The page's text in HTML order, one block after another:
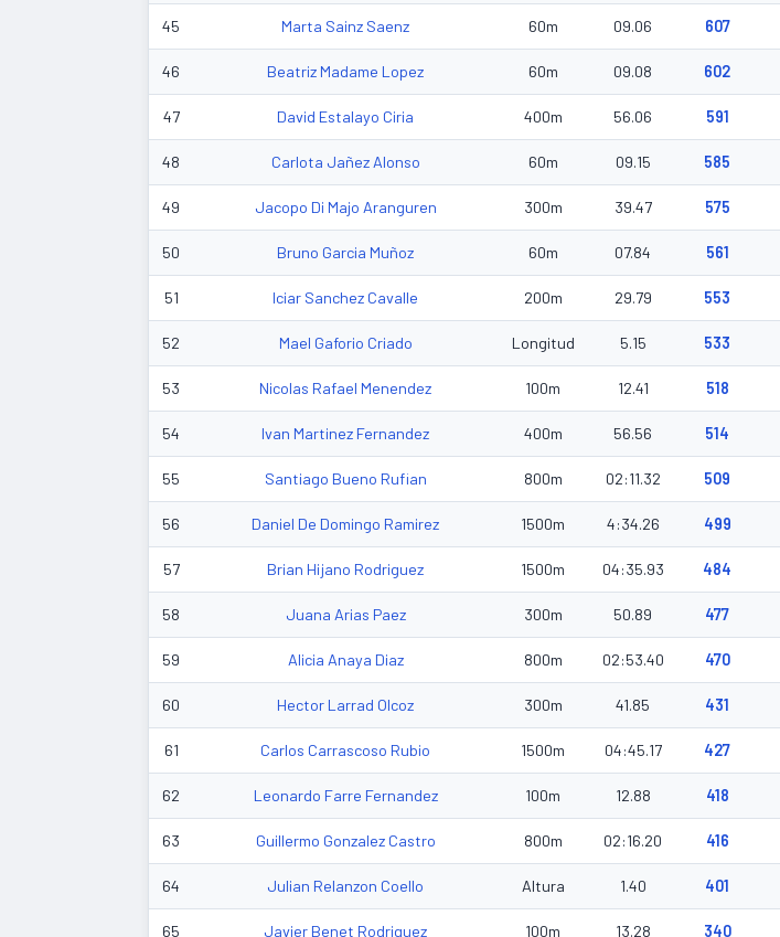
45 Marta Sainz Saenz 60m 09.06 607
46 Beatriz Madame Lopez 60m 09.08 602
47 David Estalayo Ciria 400m 56.06 591
48 Carlota Jañez Alonso 60m 09.15 585
49 Jacopo Di Majo Aranguren 300m 39.47 575
50 Bruno Garcia Muñoz 60m 07.84 561
51 Iciar Sanchez Cavalle 200m 29.79 553
52 Mael Gaforio Criado Longitud 5.15 533
53 Nicolas Rafael Menendez 100m 12.41 518
54 Ivan Martinez Fernandez 400m 56.56 514
55 Santiago Bueno Rufian 800m 02:11.32 509
56 Daniel De Domingo Ramirez 1500m 4:34.26 499
57 Brian Hijano Rodriguez 1500m 04:35.93 484
58 Juana Arias Paez 300m 50.89 477
59 Alicia Anaya Diaz 800m 02:53.40 470
60 Hector Larrad Olcoz 300m 41.85 431
61 Carlos Carrascoso Rubio 1500m 04:45.17 427
62 Leonardo Farre Fernandez 100m 12.88 418
63 Guillermo Gonzalez Castro 800m 02:16.20 416
64 Julian Relanzon Coello Altura 1.40 401
65 Javier Benet Rodriguez 100m 13.28 340